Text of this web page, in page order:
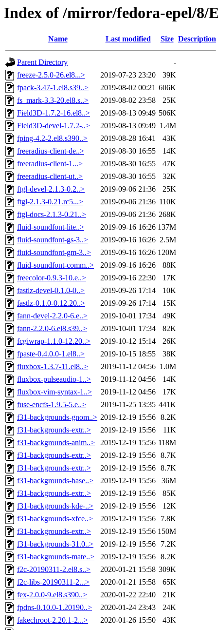
Index of /mirror/fedora-epel/8/
Name Last modified Size Description
Parent Directory
-
freeze-2.5.0-26.el8...>
2019-07-23 23:20
39K
fpack-3.47-1.el8.s39..>
2019-08-02 00:21 606K
fs_mark-3.3-20.el8.s..>
2019-08-02 23:58
25K
Field3D-1.7.2-16.el8..>
2019-08-13 09:49 506K
Field3D-devel-1.7.2-..>
2019-08-13 09:49 1.4M
fping-4.2-2.el8.s390..>
2019-08-28 16:41
43K
freeradius-client-de..>
2019-08-30 16:55
14K
freeradius-client-1...>
2019-08-30 16:55
47K
freeradius-client-ut..>
2019-08-30 16:55
32K
ftgl-devel-2.1.3-0.2..>
2019-09-06 21:36
25K
ftgl-2.1.3-0.21.rc5...>
2019-09-06 21:36 110K
ftgl-docs-2.1.3-0.21..>
2019-09-06 21:36 268K
fluid-soundfont-lite..>
2019-09-16 16:26 137M
fluid-soundfont-gs-3..>
2019-09-16 16:26 2.5M
fluid-soundfont-gm-3..>
2019-09-16 16:26 120M
fluid-soundfont-comm..>
2019-09-16 16:26
88K
freecolor-0.9.3-10.e..>
2019-09-16 22:30
17K
fastlz-devel-0.1.0-0..>
2019-09-26 17:14
10K
fastlz-0.1.0-0.12.20..>
2019-09-26 17:14
15K
fann-devel-2.2.0-6.e..>
2019-10-01 17:34
49K
fann-2.2.0-6.el8.s39..>
2019-10-01 17:34
82K
fcgiwrap-1.1.0-12.20..>
2019-10-12 15:14
26K
fpaste-0.4.0.0-1.el8..>
2019-10-15 18:55
38K
fluxbox-1.3.7-11.el8..>
2019-11-12 04:56 1.0M
fluxbox-pulseaudio-1..>
2019-11-12 04:56
14K
fluxbox-vim-syntax-1..>
2019-11-12 04:56
17K
fuse-encfs-1.9.5-5.e..>
2019-11-25 13:35 441K
f31-backgrounds-gnom..> 2019-12-19 15:56 8.2K
f31-backgrounds-extr..>
2019-12-19 15:56
11K
f31-backgrounds-anim..>
2019-12-19 15:56 118M
f31-backgrounds-extr..>
2019-12-19 15:56 8.7K
f31-backgrounds-extr..>
2019-12-19 15:56 8.7K
f31-backgrounds-base..>
2019-12-19 15:56
36M
f31-backgrounds-extr..>
2019-12-19 15:56
85K
f31-backgrounds-kde-..>
2019-12-19 15:56
12K
f31-backgrounds-xfce..>
2019-12-19 15:56
7.8K
f31-backgrounds-extr..>
2019-12-19 15:56 150M
f31-backgrounds-31.0..>
2019-12-19 15:56
7.2K
f31-backgrounds-mate..>
2019-12-19 15:56 8.2K
f2c-20190311-2.el8.s..>
2020-01-21 15:58 309K
f2c-libs-20190311-2...>
2020-01-21 15:58
65K
fex-2.0.0-9.el8.s390..>
2020-01-22 22:40
21K
fpdns-0.10.0-1.20190..>
2020-01-24 23:43
24K
fakechroot-2.20.1-2...>
2020-01-26 15:50
43K